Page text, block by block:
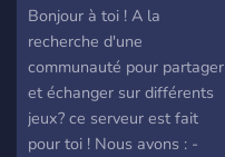
nouveautés) ・🏡 Partage
de builds, créations, maps
et idées ・📖 Guides
complets et conseils pour
progresser rapidement ・🤝
Entraide entre joueurs
Communauté
Bonjour à toi ! A la
recherche d'une
communauté pour partager
et échanger sur différents
jeux? ce serveur est fait
pour toi ! Nous avons : -